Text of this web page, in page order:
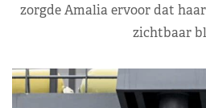
zorgde Amalia ervoor dat
zichtbaar